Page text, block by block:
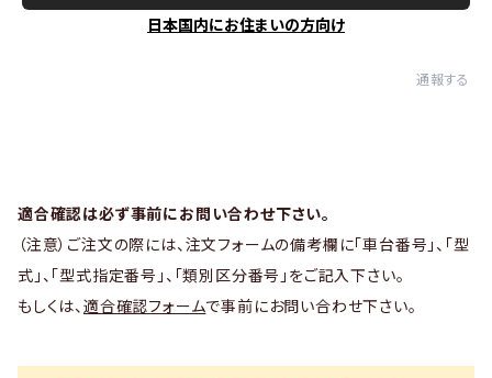
日本国内にお住まいの方向け
通報する
適合確認は必ず事前にお問い合わせ下さい。
（注意）ご注文の際には、注文フォームの備考欄に「車台番号」、「型
式」、「型式指定番号」、「類別区分番号」をご記入下さい。
もしくは、 適合確認フォームで事前にお問い合わせ下さい。